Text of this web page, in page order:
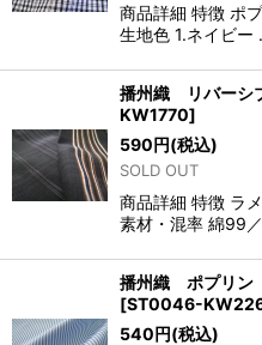
商品詳細 特徴 ポ
生地色 1.ネイビー
播州織 リバーシ
KW1770]
590円(税込)
SOLD OUT
商品詳細 特徴 ラ
素材・混率 綿99
播州織 ポプリ
[ST0046-
540円(税込)